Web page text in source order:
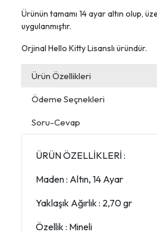
Ürünün tamamı 14 ayar altın olup,
uygulanmıştır.
Orjinal Hello Kitty Lisanslı üründür.
Ürün Özellikleri
Ödeme Seçnekleri
Soru-Cevap
ÜRÜN ÖZELLİKLERİ :
Maden : Altın, 14 Ayar
Yaklaşık Ağırlık : 2,70 gr
Özellik : Mineli